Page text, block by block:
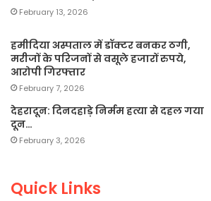
February 13, 2026
हमीदिया अस्पताल में डॉक्टर बनकर ठगी,
मरीजों के परिजनों से वसूले हजारों रुपये,
आरोपी गिरफ्तार
February 7, 2026
देहरादून: दिनदहाड़े निर्मम हत्या से दहल गया
दून…
February 3, 2026
Quick Links